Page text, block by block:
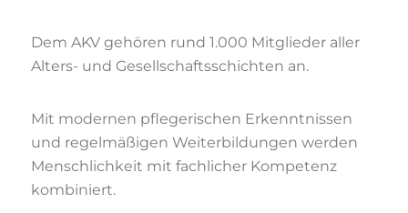
Dem AKV gehören rund 1.000 Mitglieder aller
Alters- und Gesellschaftsschichten an.
Mit modernen pflegerischen Erkenntnissen
und regelmäßigen Weiterbildungen werden
Menschlichkeit mit fachlicher Kompetenz
kombiniert.